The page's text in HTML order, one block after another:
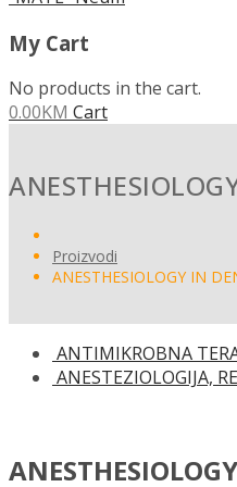
My Cart
No products in the cart.
0.00KM Cart
Proizvodi
ANESTHESIOLOGY IN
ANTIMIKROBNA
ANESTEZIOLOGIJA,